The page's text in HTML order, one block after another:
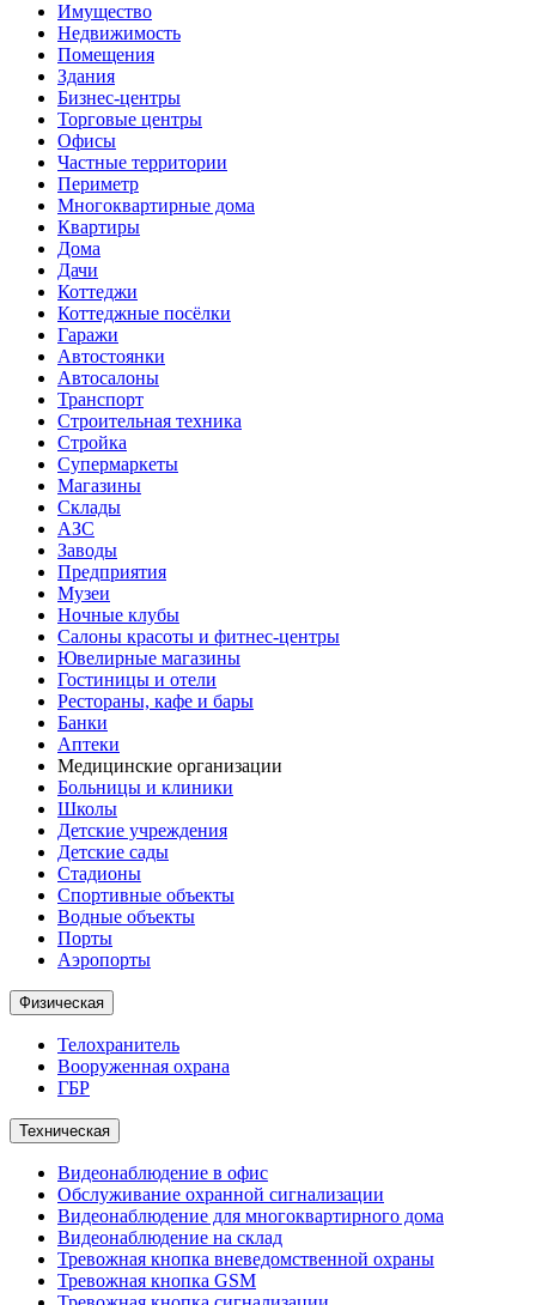
Имущество
Недвижимость
Помещения
Здания
Бизнес-центры
Торговые центры
Офисы
Частные территории
Периметр
Многоквартирные дома
Квартиры
Дома
Дачи
Коттеджи
Коттеджные посёлки
Гаражи
Автостоянки
Автосалоны
Транспорт
Строительная техника
Стройка
Супермаркеты
Магазины
Склады
АЗС
Заводы
Предприятия
Музеи
Ночные клубы
Салоны красоты и фитнес-центры
Ювелирные магазины
Гостиницы и отели
Рестораны, кафе и бары
Банки
Аптеки
Медицинские организации
Больницы и клиники
Школы
Детские учреждения
Детские сады
Стадионы
Спортивные объекты
Водные объекты
Порты
Аэропорты
Физическая
Телохранитель
Вооруженная охрана
ГБР
Техническая
Видеонаблюдение в офис
Обслуживание охранной сигнализации
Видеонаблюдение для многоквартирного дома
Видеонаблюдение на склад
Тревожная кнопка вневедомственной охраны
Тревожная кнопка GSM